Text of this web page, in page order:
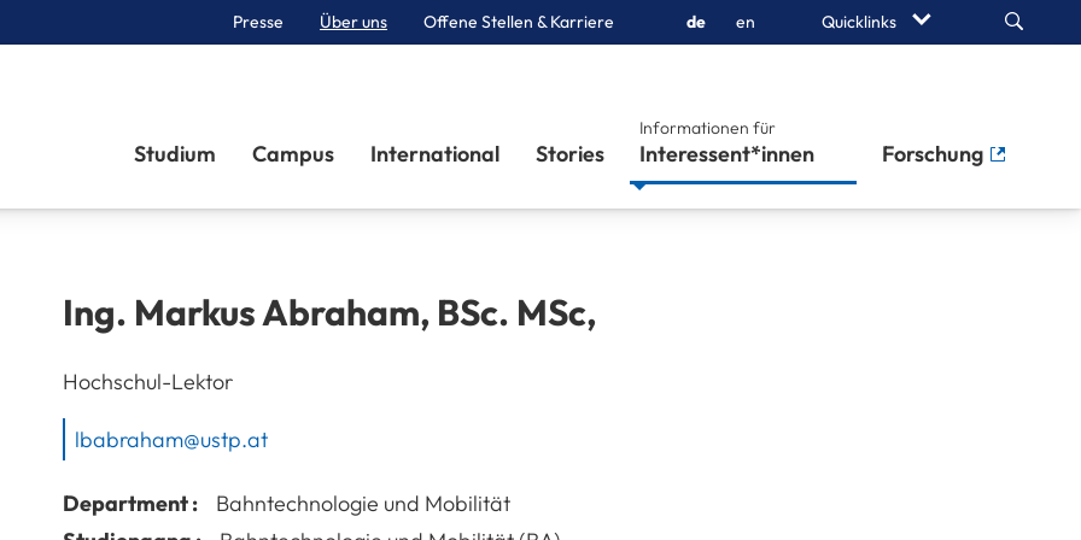
Presse Über uns Offene Stellen & Karriere de en Quicklinks Search
Studium Campus International Stories
Informationen für
Interessent*innen Forschung
Ing. MarkusAbraham, BSc. MSc,
Hochschul-Lektor
lbabraham@ustp.at
Department :
Bahntechnologie und Mobilität